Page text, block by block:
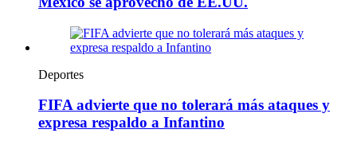
Deportes
FIFA advierte que no tolerará más ataques y
expresa respaldo a Infantino